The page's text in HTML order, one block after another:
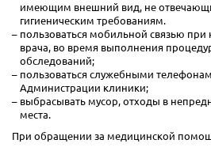
имеющим внешний вид, не
гигиеническим требованиям.
пользоваться мобильной связью
врача, во время выполнения
обследований;
пользоваться служебными
Администрации клиники;
выбрасывать мусор, отходы в
места.
При обращении за медицинской